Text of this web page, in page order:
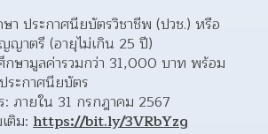
า ประกาศนียบัตรวิชาชีพ (ปวช.) หรือ
ญาตรี (อายุไม่เกิน 25 ปี)
กษามูลค่ารวมกว่า 31,000 บาท พร้อม
ระกาศนียบัตร
ภายใน 31 กรกฎาคม 2567
เติม: https://bit.ly/3VRbYzg